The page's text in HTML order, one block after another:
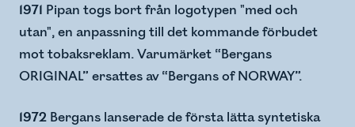
1971 Pipan togs bort från logotypen "med och
utan", en anpassning till det kommande förbudet
mot tobaksreklam. Varumärket “Bergans
ORIGINAL” ersattes av “Bergans of NORWAY”.
1972 Bergans lanserade de första lätta syntetiska